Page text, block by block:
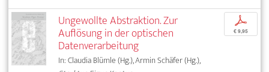
Ungewollte Abstraktion. Zur
Auflösung in der optischen
Datenverarbeitung
In: Claudia Blümle (Hg.), Armin Schäfer (Hg.),
p
€ 9,95